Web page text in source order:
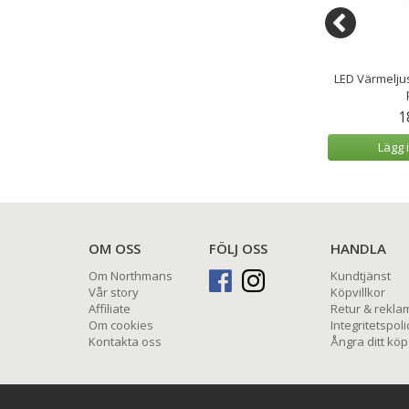
LED
Lägg
OM OSS
Om Northmans
Vår story
Affiliate
Om cookies
Kontakta oss
FÖLJ OSS HANDLA
Kundtjänst
Köpvillkor
Retur &
Ångra ditt köp